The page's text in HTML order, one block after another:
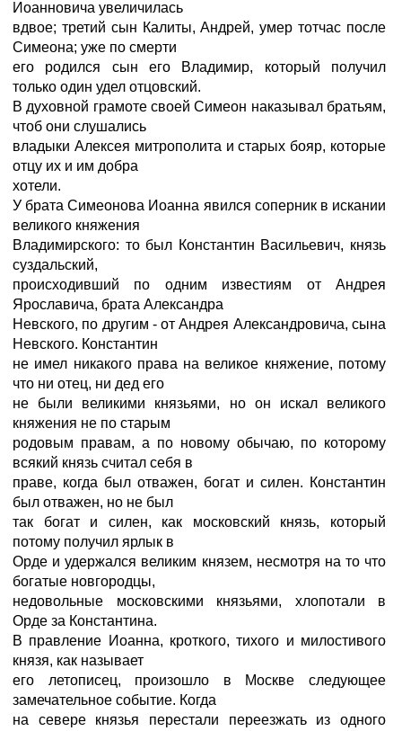
Иоанновича увеличилась
вдвое; третий сын Калиты, Андрей, умер тотчас после
Симеона; уже по смерти
его родился сын его Владимир, который получил
только один удел отцовский.
В духовной грамоте своей Симеон наказывал братьям,
чтоб они слушались
владыки Алексея митрополита и старых бояр, которые
отцу их и им добра
хотели.
У брата Симеонова Иоанна явился соперник в искании
великого княжения
Владимирского: то был Константин Васильевич, князь
суздальский,
происходивший по одним известиям от Андрея
Ярославича, брата Александра
Невского, по другим - от Андрея Александровича, сына
Невского. Константин
не имел никакого права на великое княжение, потому
что ни отец, ни дед его
не были великими князьями, но он искал великого
княжения не по старым
родовым правам, а по новому обычаю, по которому
всякий князь считал себя в
праве, когда был отважен, богат и силен. Константин
был отважен, но не был
так богат и силен, как московский князь, который
потому получил ярлык в
Орде и удержался великим князем, несмотря на то что
богатые новгородцы,
недовольные московскими князьями, хлопотали в
Орде за Константина.
В правление Иоанна, кроткого, тихого и милостивого
князя, как называет
его летописец, произошло в Москве следующее
замечательное событие. Когда
на севере князья перестали переезжать из одного